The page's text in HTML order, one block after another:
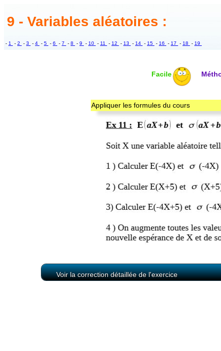
9 - Variables aléatoires :
- 1 - 2 - 3 - 4 - 5 - 6 - 7 - 8 - 9 - 10 - 11 - 12 - 13 - 14 - 15 - 16 - 17 - 18 - 19
Facile
Appliquer les formules du cours
Voir la correction détaillée de l'exercice